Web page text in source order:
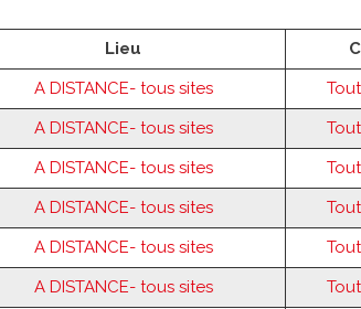
Lieu
A DISTANCE- tous sites
A DISTANCE- tous sites
A DISTANCE- tous sites
A DISTANCE- tous sites
A DISTANCE- tous sites
A DISTANCE- tous sites